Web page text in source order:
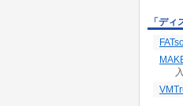
「デ
入